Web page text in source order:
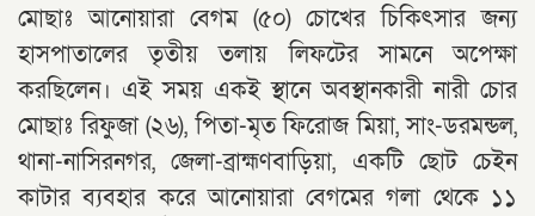
মোছাঃ আনোয়ারা বেগম (৫০) চোখের চিকিৎসার জন্য
হাসপাতালের তৃতীয় তলায় লিফটের সামনে অপেক্ষা
করছিলেন। এই সময় একই স্থানে অবস্থানকারী নারী চোর
মোছাঃ রিফুজা (২৬), পিতা-মৃত ফিরোজ মিয়া, সাং-ডরমন্ডল,
থানা-নাসিরনগর, জেলা-ব্রাহ্মণবাড়িয়া, একটি ছোট চেইন
কাটার ব্যবহার করে আনোয়ারা বেগমের গলা থেকে ১১